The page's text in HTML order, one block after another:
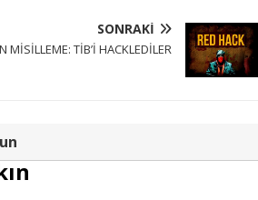
SONRAKI
MİSİLLEME: TİB’İ HACKLEDİLER